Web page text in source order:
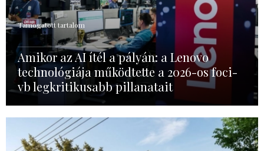
Támogatott tartalom
Amikor az AI ítél a pályán: a Lenovo
technológiája működtette a 2026-os foci-
vb legkritikusabb pillanatait